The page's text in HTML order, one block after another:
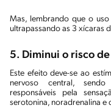
Mas, lembrando que o
ultrapassando as 3 xícaras
5. Diminui o risco
Este efeito deve-se ao
nervoso central,
responsáveis pela
serotonina, noradrenalina e